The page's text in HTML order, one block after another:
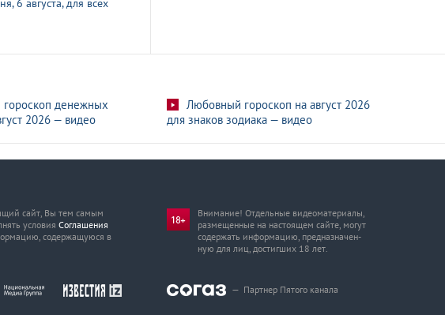
6 августа, для всех
гороскоп денежных
2026 — видео
Любовный гороскоп на август 2026
для знаков зодиака — видео
сайт, Вы тем самым
условия Соглашения
содержащуюся в
Внимание! Отдельные видеоматериалы,
размещенные на настоящем сайте, могут
содержать информацию, предназначен­
ную для лиц, достигших 18 лет.
— Партнер Пятого канала